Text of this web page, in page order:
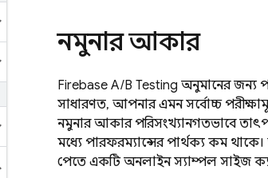
নমুনার আকার
Firebase A/B Testing অনুমানের জন্য
সাধারণত, আপনার এমন সর্বোচ্চ
নমুনার আকার পরিসংখ্যানগতভাবে
মধ্যে পারফরম্যান্সের পার্থক্য কম
পেতে একটি অনলাইন স্যাম্পল সাইজ